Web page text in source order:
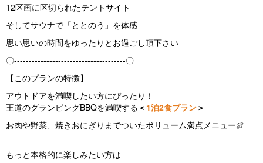
12区画に区切られたテントサイト
そしてサウナで「ととのう」を体感
思い思いの時間をゆったりとお過ごし頂下さい
〇--------------------------------------〇
【このプランの特徴】
アウトドアを満喫したい方にぴったり！
王道のグランピングBBQを満喫する ＜ 1泊2食プラン＞
お肉や野菜、焼きおにぎりまでついたボリューム満点メニュー🍖
もっと本格的に楽しみたい方は